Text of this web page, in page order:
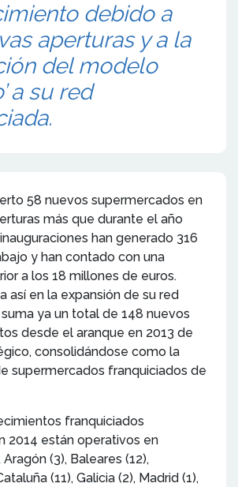
debido a
aperturas y a la
del modelo
a su red
58 nuevos supermercados en
más que durante el año
han generado 316
y han contado con una
a los 18 millones de euros.
así en la expansión de su red
ya un total de 148 nuevos
desde el aranque en 2013 de
consolidándose como la
supermercados franquiciados de
franquiciados
2014 están operativos en
(3), Baleares (12),
(11), Galicia (2), Madrid (1),